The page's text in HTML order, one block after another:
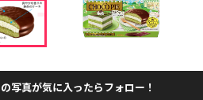
写真が気に入ったらフォロー！